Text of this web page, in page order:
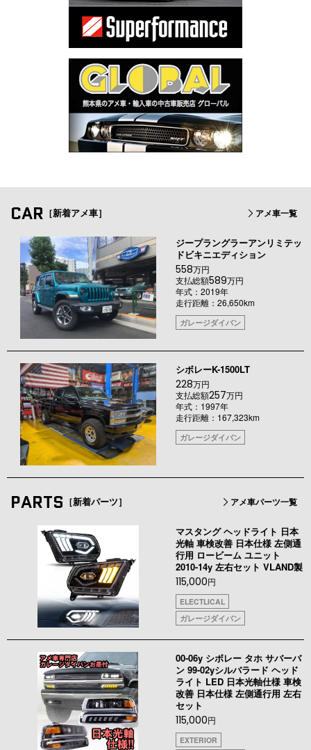
CAR ［新着アメ車］ アメ車一覧
ジープラングラーアンリミテッ
ドビキニエディション
558万円
支払総額589万円
年式：2019年
走行距離：26,650km
ガレージダイバン
シボレーK-1500LT
228万円
支払総額257万円
年式：1997年
走行距離：167,323km
ガレージダイバン
PARTS ［新着パーツ］ アメ車パーツ一覧
マスタング ヘッドライト 日本
光軸 車検改善 日本仕様 左側通
行用 ロービーム ユニット
2010-14y 左右セット VLAND製
115,000円
ELECTLICAL
ガレージダイバン
00-06y シボレー タホ サバーバ
ン 99-02yシルバラード ヘッド
ライト LED 日本光軸仕様 車検
改善 日本仕様 左側通行用 左右
セット
115,000円
EXTERIOR